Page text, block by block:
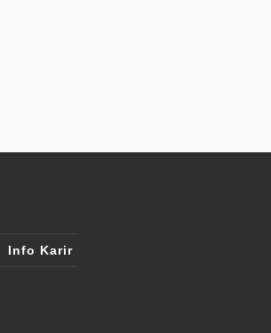
Info Karir